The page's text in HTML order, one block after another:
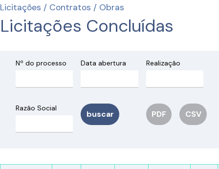
Licitações / Contratos / Obras
Licitações Concluídas
Nº do processo Data abertura Realização
Razão Social
buscar PDF CSV